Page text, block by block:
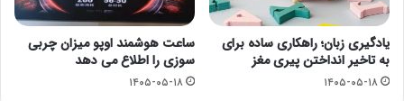
یادگیری زبان؛ راهکاری ساده برای
به تاخیر انداختن پیری مغز
۱۴۰۵-۰۵-۱۸
ساعت هوشمند اوپو میزان چربی
سوزی را اطلاع می دهد
۱۴۰۵-۰۵-۱۸